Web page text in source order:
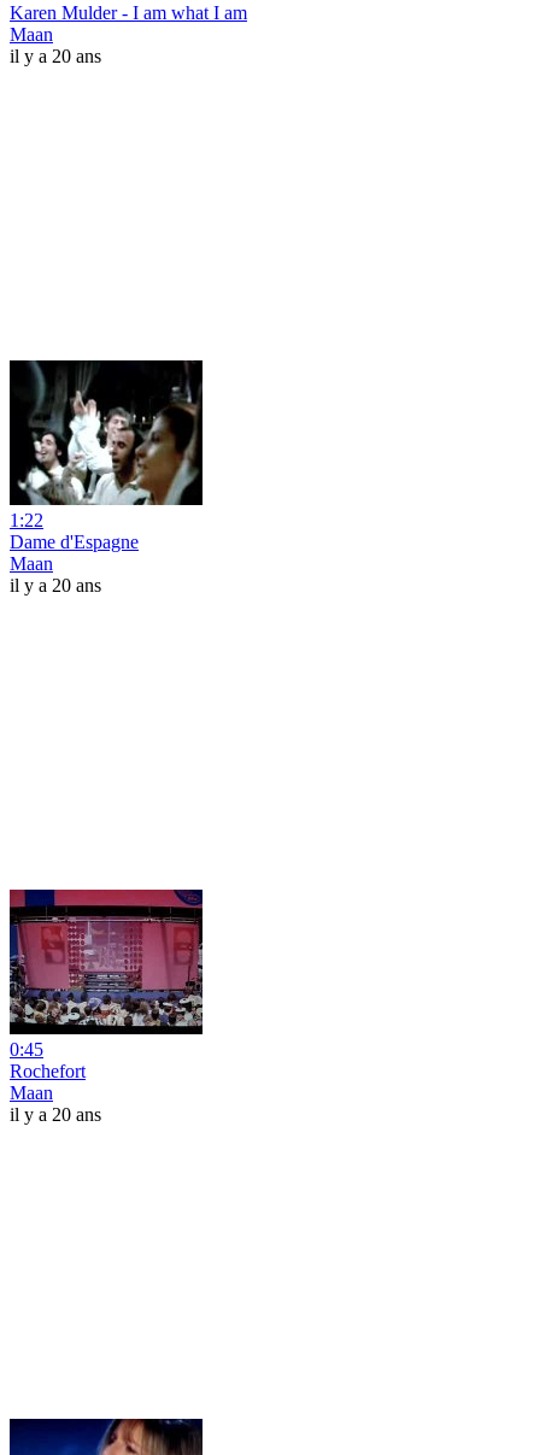
Karen Mulder - I am what I am
Maan
il y a 20 ans
1:22
Dame d'Espagne
Maan
il y a 20 ans
0:45
Rochefort
Maan
il y a 20 ans